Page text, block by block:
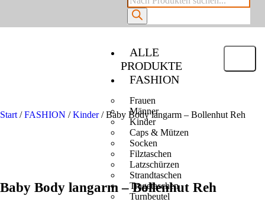
ALLE
PRODUKTE
FASHION
Frauen
Männer
Kinder
Caps & Mützen
Socken
Filztaschen
Latzschürzen
Strandtaschen
Tragetaschen
Turnbeutel
Start /FASHION /Kinder/ Baby Body langarm – Bollenhut Reh
Baby Body langarm – Bollenhut Reh